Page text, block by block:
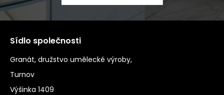
Sídlo společnosti
Granát, družstvo umělecké výroby,
Turnov
Výšinka 1409